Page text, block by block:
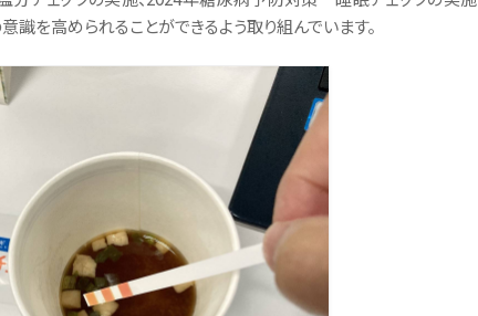
識を高められることができるよう取り組んでいます。